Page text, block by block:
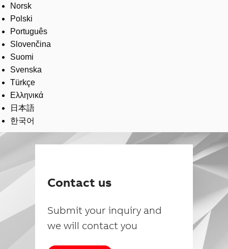
Norsk
Polski
Português
Slovenčina
Suomi
Svenska
Türkçe
Ελληνικά
日本語
한국어
Contact us
Submit your inquiry and
we will contact you